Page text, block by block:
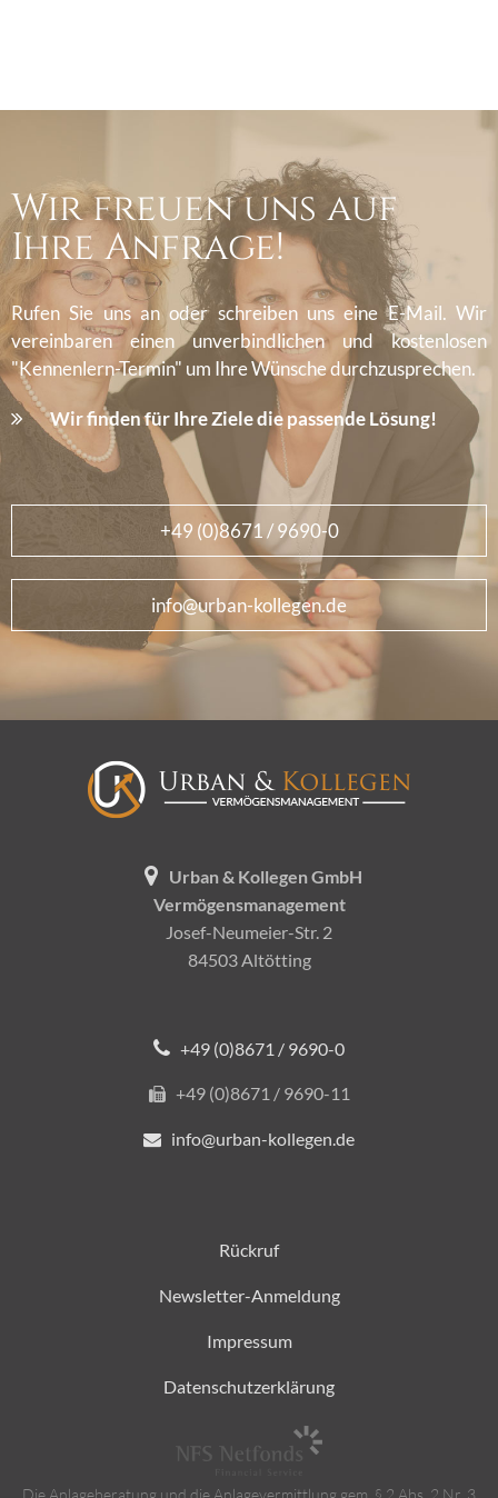
Wir freuen uns auf
Ihre Anfrage!
Rufen Sie uns an oder schreiben uns eine E-Mail. Wir
vereinbaren einen unverbindlichen und kostenlosen
"Kennenlern-Termin" um Ihre Wünsche durchzusprechen.
Wir finden für Ihre Ziele die passende Lösung!
+49 (0)8671 / 9690-0
info@urban-kollegen.de
Urban & Kollegen GmbH
Vermögensmanagement
Josef-Neumeier-Str. 2
84503 Altötting
+49 (0)8671 / 9690-0
+49 (0)8671 / 9690-11
info@urban-kollegen.de
Rückruf
Newsletter-Anmeldung
Impressum
Datenschutzerklärung
Die Anlageberatung und die Anlagevermittlung gem. § 2 Abs. 2 Nr. 3